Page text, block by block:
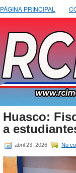
PÁGINA PRINCIPAL
Huasco:
a
abril 23, 2026 No